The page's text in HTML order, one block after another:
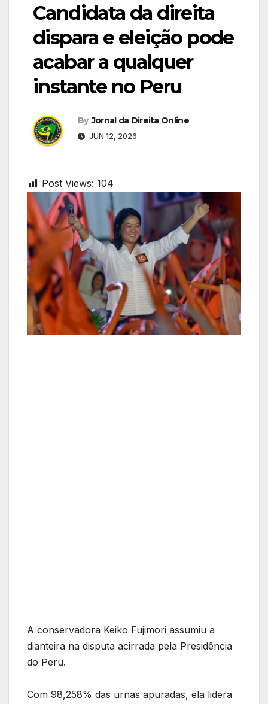
Candidata da direita
dispara e eleição pode
acabar a qualquer
instante no Peru
By Jornal da Direita Online
JUN 12, 2026
Post Views: 104
A conservadora Keiko Fujimori assumiu a
dianteira na disputa acirrada pela Presidência
do Peru.
Com 98,258% das urnas apuradas, ela lidera